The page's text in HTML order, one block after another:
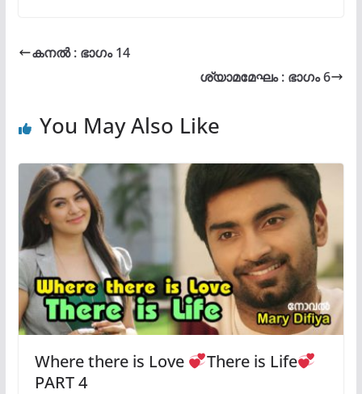
കനൽ : ഭാഗം 14
ശ്യാമമേഘം : ഭാഗം 6
You May Also Like
Where there is Love
There is Life
PART 4